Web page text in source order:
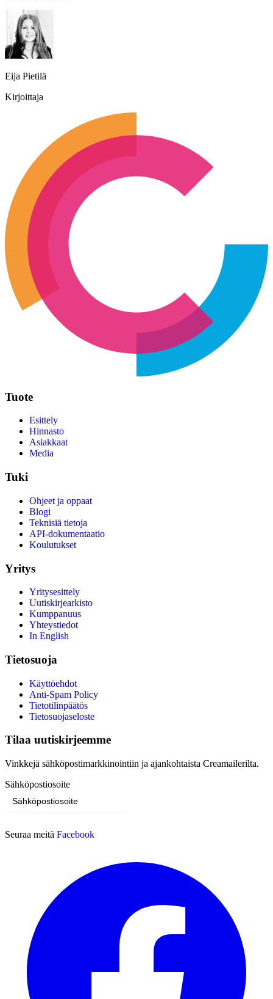
Eija Pietilä
Kirjoittaja
Tuote
Esittely
Hinnasto
Asiakkaat
Media
Tuki
Ohjeet ja oppaat
Blogi
Teknisiä tietoja
API-dokumentaatio
Koulutukset
Yritys
Yritysesittely
Uutiskirjearkisto
Kumppanuus
Yhteystiedot
In English
Tietosuoja
Käyttöehdot
Anti-Spam Policy
Tietotilinpäätös
Tietosuojaseloste
Tilaa uutiskirjeemme
Vinkkejä sähköpostimarkkinointiin ja ajankohtaista Creamailerilta.
Sähköpostiosoite
Seuraa meitä Facebook